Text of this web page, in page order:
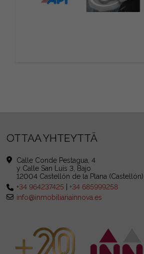
OTTAA YHTEYTTÄ
Calle Conde Pestagua, 4
y Calle San Luis 3, Bajo
12004 Castellón de la Plana (Castellón)
+34 964237425 |+34 685999258
info@inmobiliariainnova.es